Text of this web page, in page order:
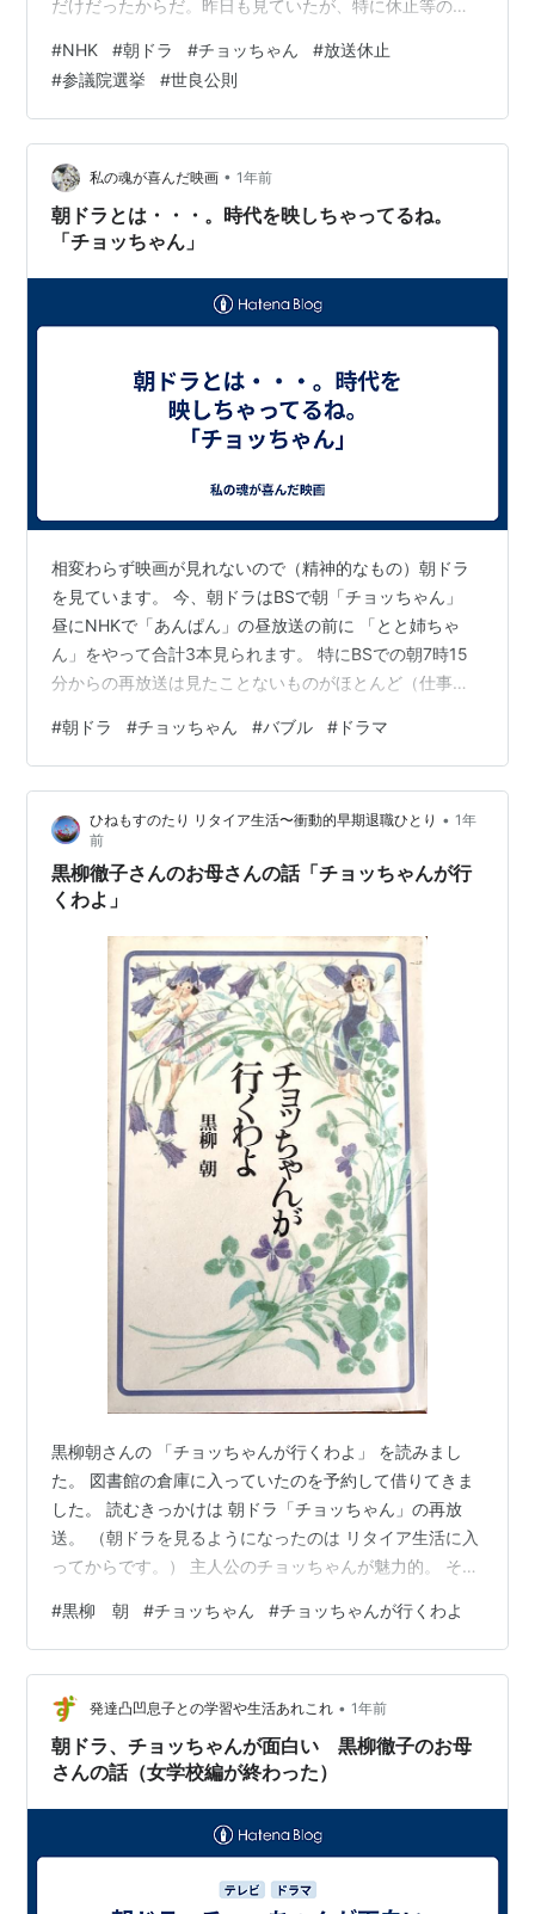
だけだったからだ。昨日も見ていたが、特に休止等の情
ら・・こちらも変わっていた。 放送はいつも月曜日から
金曜日だが、今日は火曜日だ。今日から月替わりではあ
るが何とも理解に苦しむ。しかも代わりに放送されてい
たものも同じ15分物のだった。 週の途中から放送を入れ
替えざるを得ない問題でもチョッちゃんの放送内容にあ
るのかとも思ってしまった。念のためN…
#NHK #朝ドラ #チョッちゃん #放送休止
#参議院選挙 #世良公則
私の魂が喜んだ映画 • 1年前
朝ドラとは・・・。時代を映しちゃってるね。
「チョッちゃん」
相変わらず映画が見れないので（精神的なもの）朝ドラ
を見ています。 今、朝ドラはBSで朝「チョッちゃん」
昼にNHKで「あんぱん」の昼放送の前に 「とと姉ちゃ
ん」をやって合計3本見られます。 特にBSでの朝7時15
分からの再放送は見たことないものがほとんど（仕事し
しみなので見逃さないように録画もバッチリしてます。
その「チョッちゃん」は黒柳徹子さんのお母様の若い頃
からの人生を描いているので 実際の時代的に戦前からの
お話になっています。 そう考えると結構な過去ですよ
ね。 見ててそれほど違和感も感じませんが。 まあ、そう
いう時代の流れも見られることも…
#朝ドラ #チョッちゃん #バブル # ドラマ
ひねもすのたり リタイア生活〜衝動的早期退職ひとり • 1年
前
黒柳徹子さんのお母さんの話「チョッちゃんが行
くわよ」
黒柳朝さんの 「チョッちゃんが行くわよ」 を読みまし
た。 図書館の倉庫に入っていたのを予約して借りてきま
した。 読むきっかけは 朝ドラ「チョッちゃん」の再放
送。 （朝ドラを見るようになったのは リタイア生活に入
ってからです。） 主人公のチョッちゃんが魅力的。 その
お母さん。 ドラマでは現在結婚前ですが この本では学生
時代のこと 結婚後のこと 戦争中の生活のこと 子育ての
ことなども書かれています。 学生時代に写真を撮ったと
きの事件とか ロシア人のパン屋さんの話などは 実際あっ
たんだなあ。 ドラマの中ではチョッちゃんのお母さんも
素敵。 実際 朝さ…
#黒柳 朝 #チョッちゃん #チョッちゃんが行くわよ
発達凸凹息子との学習や生活あれこれ • 1年前
朝ドラ、チョッちゃんが面白い 黒柳徹子のお母
さんの話（女学校編が終わった）